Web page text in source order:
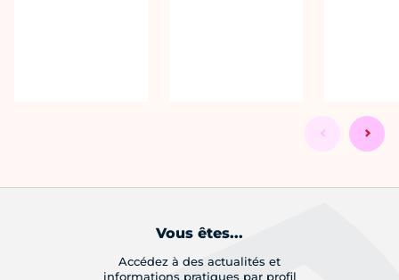
Vous êtes...
Accédez à des actualités et
informations pratiques par profil